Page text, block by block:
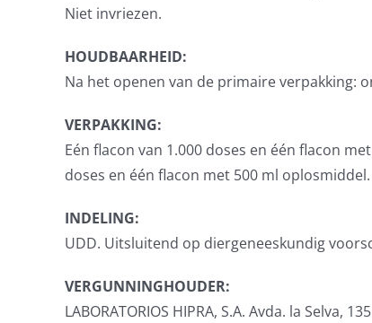
Niet invriezen.
HOUDBAARHEID:
Na het openen van de primaire verpakking:
VERPAKKING:
Eén flacon van 1.000 doses en één flacon
doses en één flacon met 500 ml oplosmiddel.
INDELING:
UDD. Uitsluitend op diergeneeskundig
VERGUNNINGHOUDER:
LABORATORIOS HIPRA, S.A. Avda. la Selva,